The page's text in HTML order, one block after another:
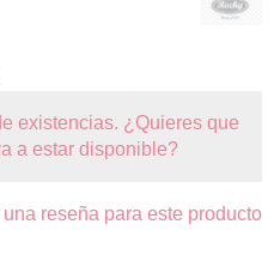
existencias. ¿Quieres que
a estar disponible?
reseña para este producto